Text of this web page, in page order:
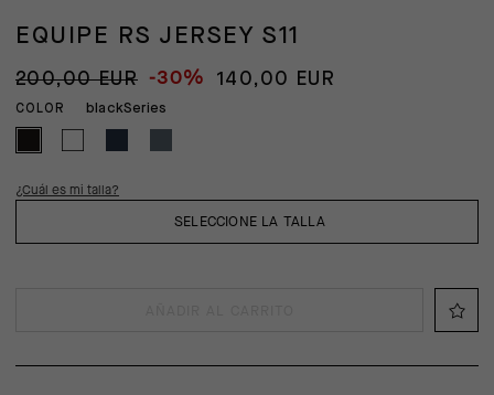
EQUIPE RS JERSEY S11
200,00 EUR -30% 140,00 EUR
COLOR blackSeries
SELECCIONE LA TALLA
¿Cuál es mi talla?